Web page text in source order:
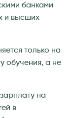
банками
и высших
только на
обучения, а не
на
в